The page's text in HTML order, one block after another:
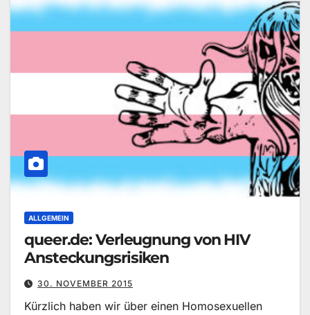
ALLGEMEIN
queer.de: Verleugnung von HIV
Ansteckungsrisiken
30. NOVEMBER 2015
Kürzlich haben wir über einen Homosexuellen